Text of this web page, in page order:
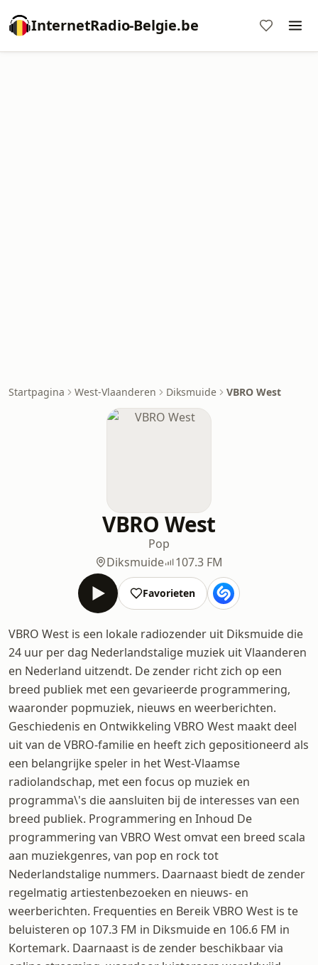
InternetRadio-Belgie.be
Startpagina West-Vlaanderen Diksmuide VBRO West
VBRO West
Pop
Diksmuide
107.3 FM
Favorieten
VBRO West is een lokale radiozender uit Diksmuide die
24 uur per dag Nederlandstalige muziek uit Vlaanderen
en Nederland uitzendt. De zender richt zich op een
breed publiek met een gevarieerde programmering,
waaronder popmuziek, nieuws en weerberichten.
Geschiedenis en Ontwikkeling VBRO West maakt deel
uit van de VBRO-familie en heeft zich gepositioneerd als
een belangrijke speler in het West-Vlaamse
radiolandschap, met een focus op muziek en
programma\'s die aansluiten bij de interesses van een
breed publiek. Programmering en Inhoud De
programmering van VBRO West omvat een breed scala
aan muziekgenres, van pop en rock tot
Nederlandstalige nummers. Daarnaast biedt de zender
regelmatig artiestenbezoeken en nieuws- en
weerberichten. Frequenties en Bereik VBRO West is te
beluisteren op 107.3 FM in Diksmuide en 106.6 FM in
Kortemark. Daarnaast is de zender beschikbaar via